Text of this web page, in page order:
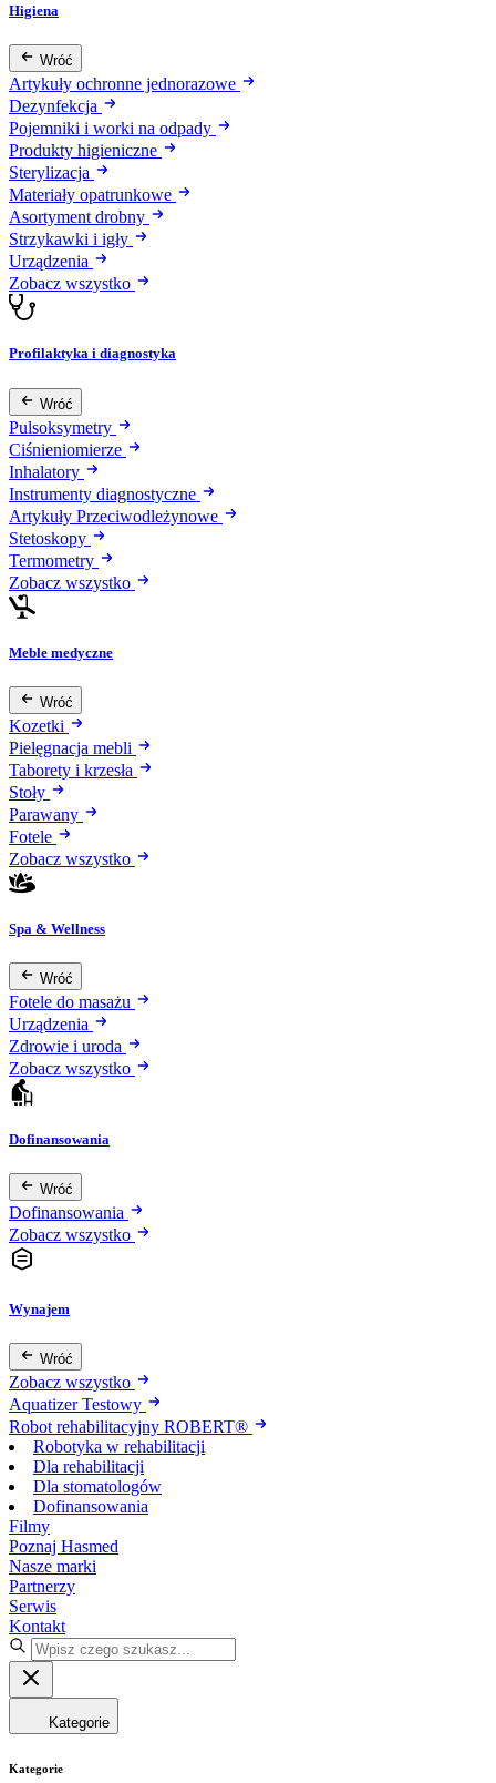
Higiena
Wróć
Artykuły ochronne jednorazowe
Dezynfekcja
Pojemniki i worki na odpady
Produkty higieniczne
Sterylizacja
Materiały opatrunkowe
Asortyment drobny
Strzykawki i igły
Urządzenia
Zobacz wszystko
Profilaktyka i diagnostyka
Wróć
Pulsoksymetry
Ciśnieniomierze
Inhalatory
Instrumenty diagnostyczne
Artykuły Przeciwodleżynowe
Stetoskopy
Termometry
Zobacz wszystko
Meble medyczne
Wróć
Kozetki
Pielęgnacja mebli
Taborety i krzesła
Stoły
Parawany
Fotele
Zobacz wszystko
Spa & Wellness
Wróć
Fotele do masażu
Urządzenia
Zdrowie i uroda
Zobacz wszystko
Dofinansowania
Wróć
Dofinansowania
Zobacz wszystko
Wynajem
Wróć
Zobacz wszystko
Aquatizer Testowy
Robot rehabilitacyjny ROBERT®
Robotyka w rehabilitacji
Dla rehabilitacji
Dla stomatologów
Dofinansowania
Filmy
Poznaj Hasmed
Nasze marki
Partnerzy
Serwis
Kontakt
Kategorie
Kategorie